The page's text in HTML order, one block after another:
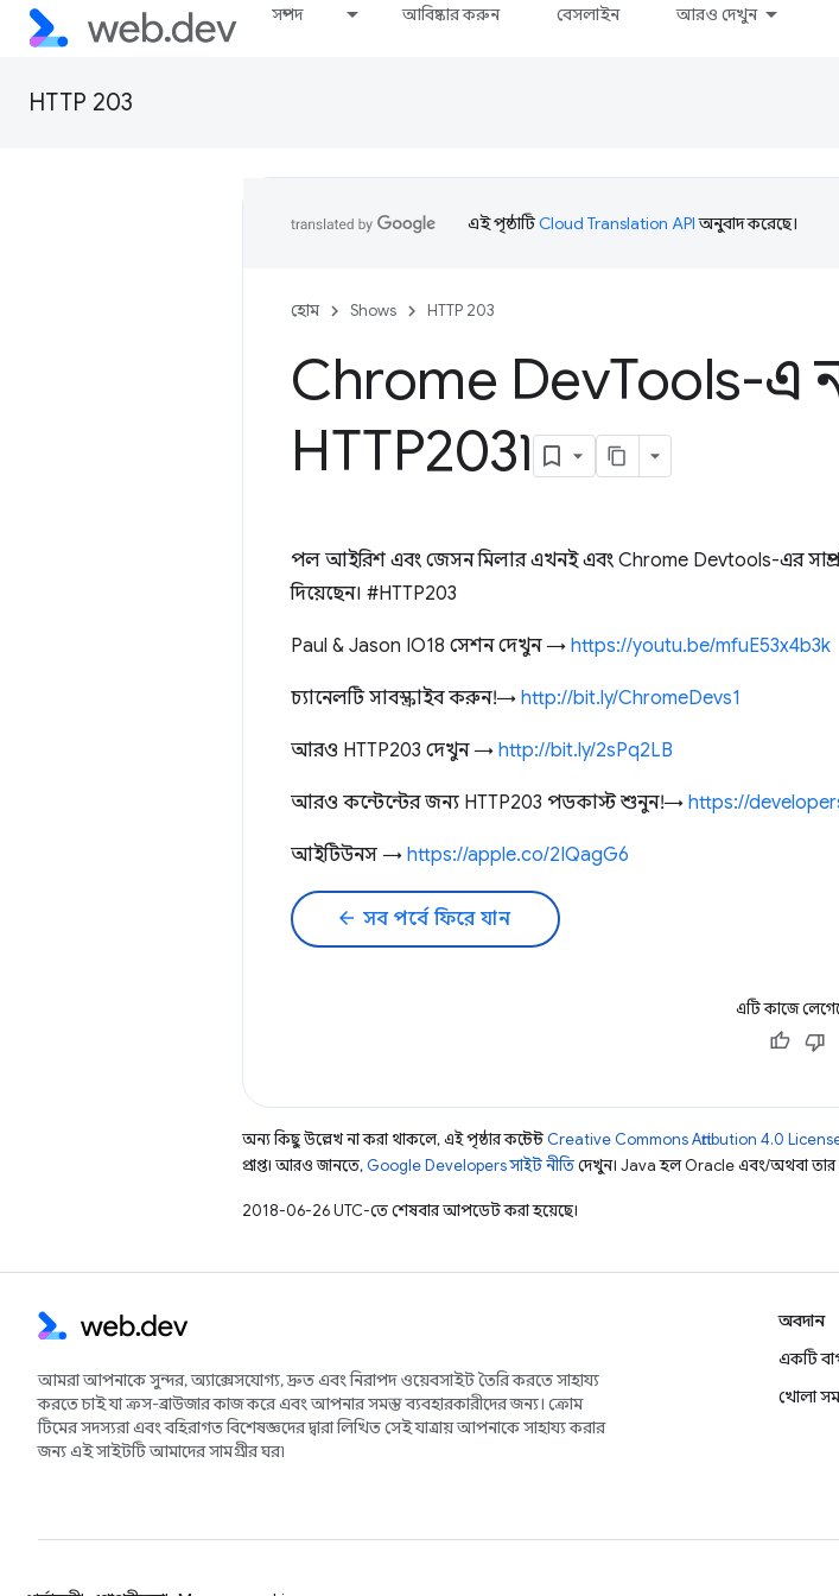
সম্পদ আবিষ্কার করুন বেসলাইন আরও দেখুন
HTTP 203
এই পৃষ্ঠাটিCloud Translation APIঅনুবাদ করেছে।
হোম Shows HTTP 203
Chrome DevTools-এ
HTTP203৷
পল আইরিশ এবং জেসন মিলার এখনই এবং Chrome Devtools-এর
দিয়েছেন। #HTTP203
Paul & Jason IO18 সেশন দেখুন → https://youtu.be/mfuE53x4b3k
চ্যানেলটি সাবস্ক্রাইব করুন! → http://bit.ly/ChromeDevs1
আরও HTTP203 দেখুন → http://bit.ly/2sPq2LB
আরও কন্টেন্টের জন্য HTTP203 পডকাস্ট শুনুন! → https://
আইটিউনস → https://apple.co/2IQagG6
arrow_back সব পর্বে ফিরে যান
এটি কাজে
অন্য কিছু উল্লেখ না করা থাকলে, এই পৃষ্ঠার কন্টেন্ট Creative Commons Attribution 4.0
প্রাপ্ত। আরও জানতে, Google Developers সাইট নীতিদেখুন। Java হল Oracle এবং/অথবা তার
2018-06-26 UTC-তে শেষবার আপডেট করা হয়েছে।
আমরা আপনাকে সুন্দর, অ্যাক্সেসযোগ্য, দ্রুত এবং নিরাপদ ওয়েবসাইট তৈরি করতে সাহায্য
করতে চাই যা ক্রস-ব্রাউজার কাজ করে এবং আপনার সমস্ত ব্যবহারকারীদের জন্য। ক্রোম
টিমের সদস্যরা এবং বহিরাগত বিশেষজ্ঞদের দ্বারা লিখিত সেই যাত্রায় আপনাকে সাহায্য করার
জন্য এই সাইটটি আমাদের সামগ্রীর ঘর৷
অবদান
একটি
খোলা